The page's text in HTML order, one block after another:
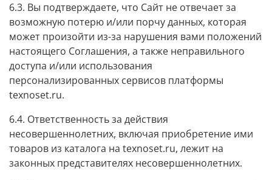
6.3. Вы подтверждаете, что Сайт не отвечает за
возможную потерю и/или порчу данных, которая
может произойти из-за нарушения вами положений
настоящего Соглашения, а также неправильного
доступа и/или использования
персонализированных сервисов платформы
texnoset.ru.
6.4. Ответственность за действия
несовершеннолетних, включая приобретение ими
товаров из каталога на texnoset.ru, лежит на
законных представителях несовершеннолетних.